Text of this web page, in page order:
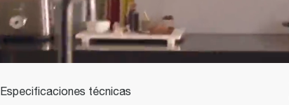
Especificaciones técnicas